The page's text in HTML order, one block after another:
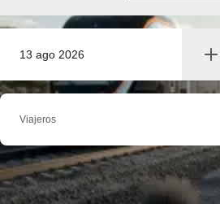
13 ago 2026
Viajeros